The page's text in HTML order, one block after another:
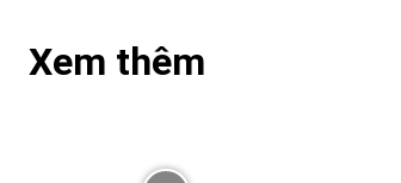
Xem thêm